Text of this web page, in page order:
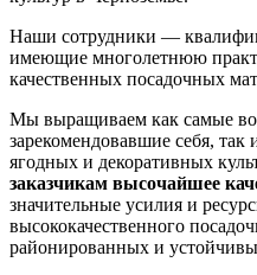
Наши сотрудники —
имеющие многолетнюю
качественных посадочных
Мы выращиваем как самые
зарекомендовавшие себя,
ягодных и декоративных
заказчикам высочайшее
значительные усилия и
высококачественного
районированных и